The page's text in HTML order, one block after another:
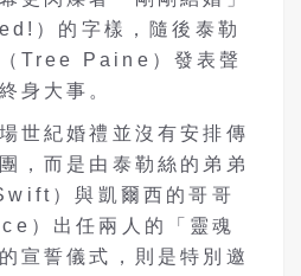
）的字樣，隨後泰勒
Tree Paine）發表聲
身大事。
世紀婚禮並沒有安排傳
，而是由泰勒絲的弟弟
）與凱爾西的哥哥
）出任兩人的「靈魂
宣誓儀式，則是特別邀